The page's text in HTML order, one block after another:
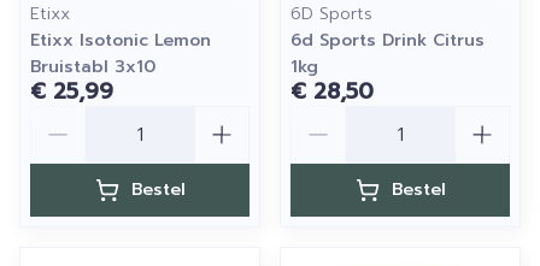
Etixx
Etixx Isotonic Lemon
Bruistabl 3x10
€ 25,99
Bestel
6D Sports
6d Sports Drink Citrus
1kg
€ 28,50
Bestel